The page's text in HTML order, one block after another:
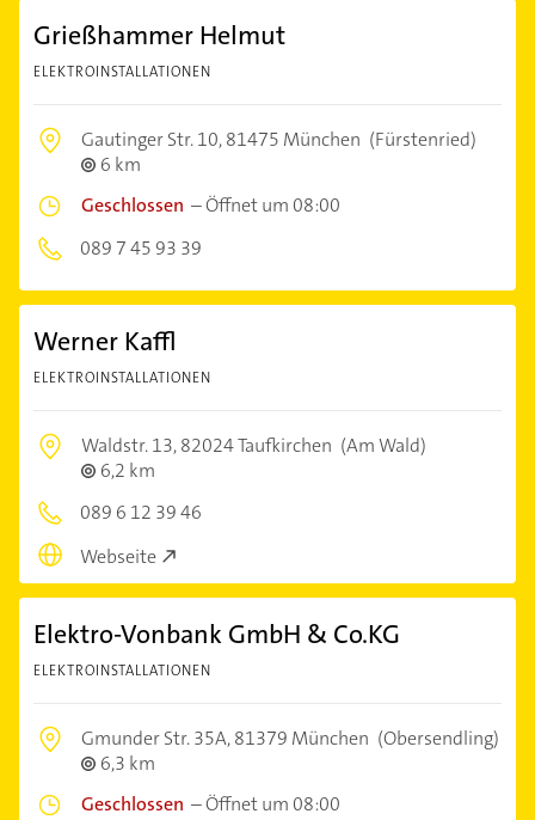
Grießhammer Helmut
ELEKTROINSTALLATIONEN
Gautinger Str. 10,81475 München (Fürstenried)
6 km
Geschlossen –Öffnet um 08:00
089 7 45 93 39
Werner Kaffl
ELEKTROINSTALLATIONEN
Waldstr. 13,82024 Taufkirchen (Am Wald)
6,2 km
089 6 12 39 46
Webseite
Elektro-Vonbank GmbH & Co.KG
ELEKTROINSTALLATIONEN
Gmunder Str. 35A,81379 München (Obersendling)
6,3 km
Geschlossen –Öffnet um 08:00